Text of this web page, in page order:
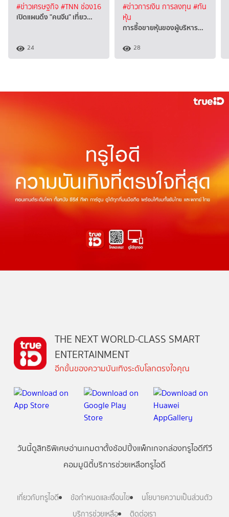
#ข่าวเศรษฐกิจ #TNN ช่อง16
เปิดแผนดึง "คนจีน" เที่ยว…
24
#ข่าวการเงิน การลงทุน #ทัน
หุ้น
การซื้อขายหุ้นของผู้บริหาร…
28
THE NEXT WORLD-CLASS SMART
ENTERTAINMENT
อีกขั้นของความบันเทิงระดับโลกตรงใจคุณ
วันนี้ดูสิทธิพิเศษอ่านเกมตาตั้งช้อปปิ้งแพ็กเกจกล่องทรูไอดีทีวี
คอมมูนิตี้บริการช่วยเหลือทรูไอดี
เกี่ยวกับทรูไอดี ข้อกำหนดและเงื่อนไข
นโยบายความเป็นส่วนตัว
บริการช่วยเหลือ
ติดต่อเรา